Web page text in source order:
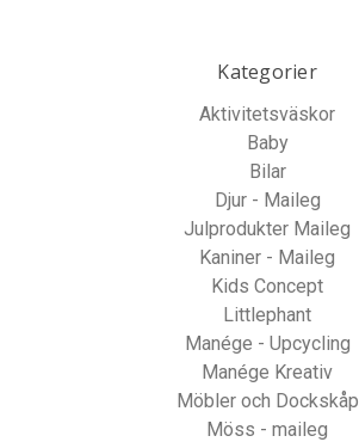
Kategorier
Aktivitetsväskor
Baby
Bilar
Djur - Maileg
Julprodukter Maileg
Kaniner - Maileg
Kids Concept
Littlephant
Manége - Upcycling
Manége Kreativ
Möbler och Dockskåp
Möss - maileg